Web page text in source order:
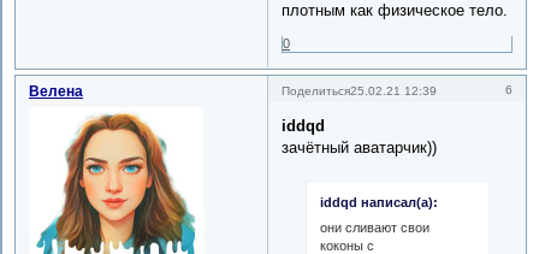
плотным как физическое тело.
0
Поделиться 6
25.02.21 12:39
Велена
iddqd
зачётный аватарчик))
iddqd написал(а):
они сливают свои
коконы с